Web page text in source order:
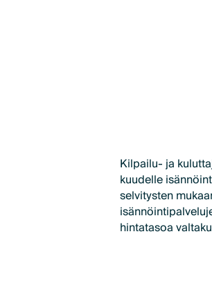
Kilpailu- ja
kuudelle
selvitysten
hintatasoa